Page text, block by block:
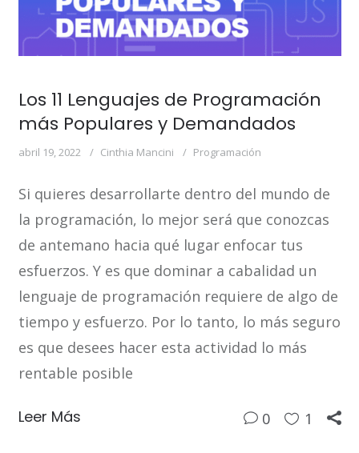
Los 11 Lenguajes de Programación
más Populares y Demandados
abril 19, 2022 Cinthia Mancini Programación
Si quieres desarrollarte dentro del mundo de
la programación, lo mejor será que conozcas
de antemano hacia qué lugar enfocar tus
esfuerzos. Y es que dominar a cabalidad un
lenguaje de programación requiere de algo de
tiempo y esfuerzo. Por lo tanto, lo más seguro
es que desees hacer esta actividad lo más
rentable posible
Leer Más 0 1